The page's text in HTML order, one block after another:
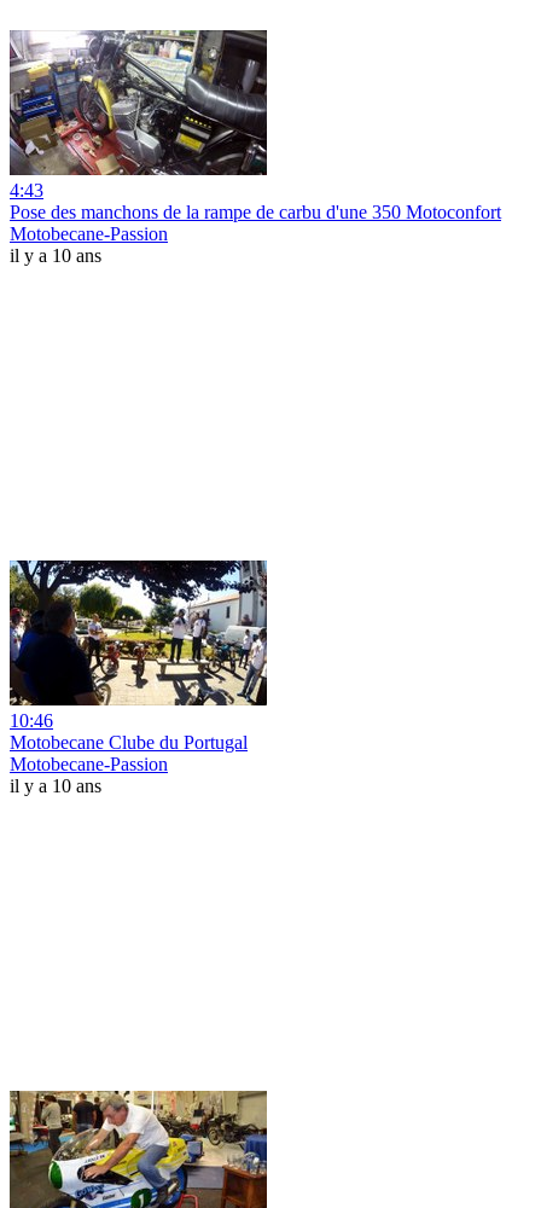
4:43
Pose des manchons de la rampe de carbu d'une 350 Motoconfort
Motobecane-Passion
il y a 10 ans
10:46
Motobecane Clube du Portugal
Motobecane-Passion
il y a 10 ans